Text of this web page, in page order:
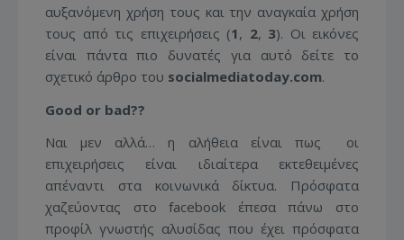
αυξανόμενη χρήση τους και την αναγκαία χρήση
τους από τις επιχειρήσεις (1, 2, 3). Οι εικόνες
είναι πάντα πιο δυνατές για αυτό δείτε το
σχετικό άρθρο του socialmediatoday.com.
Good or bad??
Ναι μεν αλλά… η αλήθεια είναι πως οι
επιχειρήσεις είναι ιδιαίτερα εκτεθειμένες
απέναντι στα κοινωνικά δίκτυα. Πρόσφατα
χαζεύοντας στο facebook έπεσα πάνω στο
προφίλ γνωστής αλυσίδας που έχει πρόσφατα